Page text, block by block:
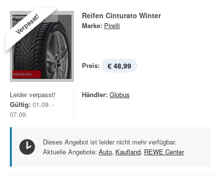
Verpasst! Reifen Cinturato Winter
Marke: Pirelli
Preis: € 48,99
Leider verpasst!
Gültig: 01.09. -
07.09.
Händler: Globus
Dieses Angebot ist leider nicht mehr verfügbar.
Aktuelle Angebote: Auto, Kaufland, REWE Center